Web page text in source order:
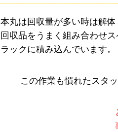
本丸は回収量が多い時は解体
回収品をうまく組み合わせ
ラックに積み込んでいます。
この作業も慣れたスタ